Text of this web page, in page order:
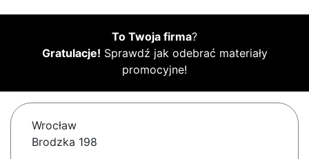
To Twoja firma?
Gratulacje! Sprawdź jak odebrać materiały
promocyjne!
Wrocław
Brodzka 198